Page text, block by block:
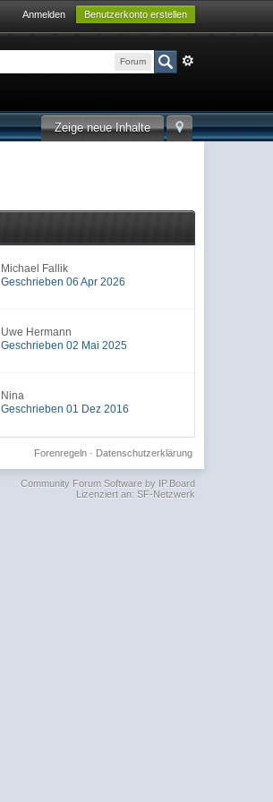
Anmelden Benutzerkonto erstellen
Forum
Zeige neue Inhalte
Michael Fallik
Geschrieben 06 Apr 2026
Uwe Hermann
Geschrieben 02 Mai 2025
Nina
Geschrieben 01 Dez 2016
Datenschutzerklärung
Forenregeln·
Community Forum Software by IP.Board
Lizenziert an: SF-Netzwerk